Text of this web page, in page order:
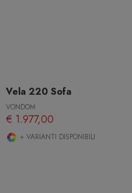
Vela 220 Sofa
VONDOM
€ 1.977,00
+ VARIANTI DISPONIBILI